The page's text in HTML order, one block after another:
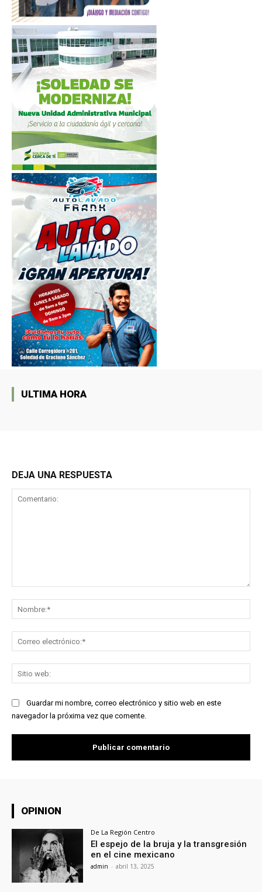
ULTIMA HORA
DEJA UNA RESPUESTA
Guardar mi nombre, correo electrónico y sitio web en este
navegador la próxima vez que comente.
OPINION
De La Región Centro
El espejo de la bruja y la transgresión
en el cine mexicano
admin - abril 13, 2025